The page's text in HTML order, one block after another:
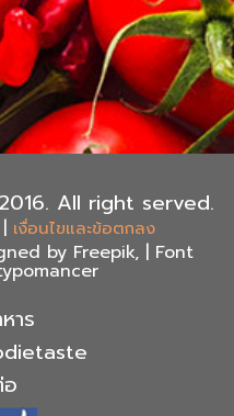
All right served.
| เงื่อนไขและข้อตกลง
by Freepik, | Font
าร